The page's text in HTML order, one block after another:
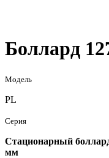
Боллард
Модель
PL
Серия
Стационарный
мм